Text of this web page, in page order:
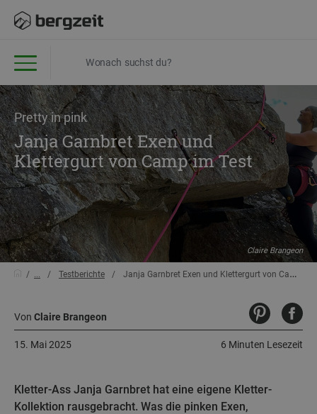
Pretty in pink
Janja Garnbret Exen und
Klettergurt von Camp im Test
Claire Brangeon
... Testberichte Janja Garnbret Exen und Klettergurt von Camp im Test
Von Claire Brangeon
6 Minuten Lesezeit
15. Mai 2025
Kletter-Ass Janja Garnbret hat eine eigene Kletter-
Kollektion rausgebracht. Was die pinken Exen,